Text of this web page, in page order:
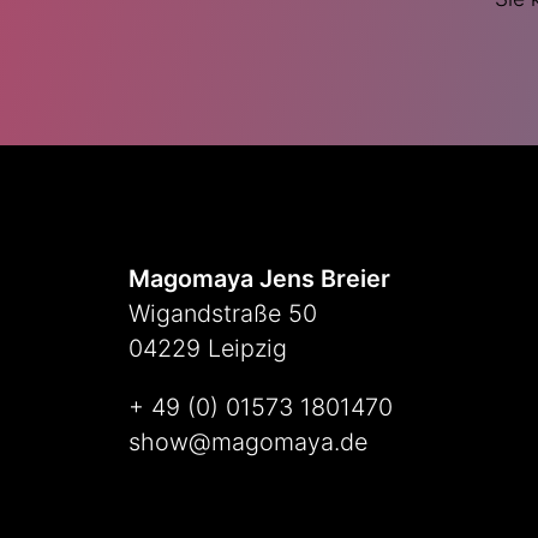
Magomaya Jens Breier
Wigandstraße 50
04229 Leipzig
+ 49 (0) 01573 1801470
show@magomaya.de